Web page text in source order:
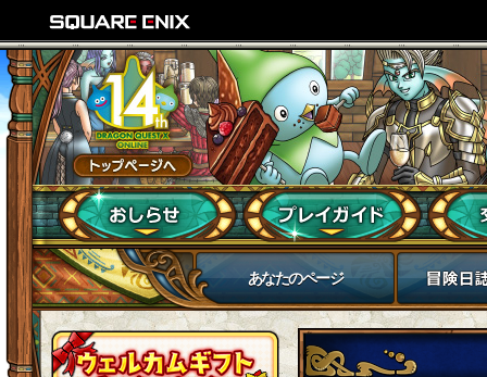
あなたのページ